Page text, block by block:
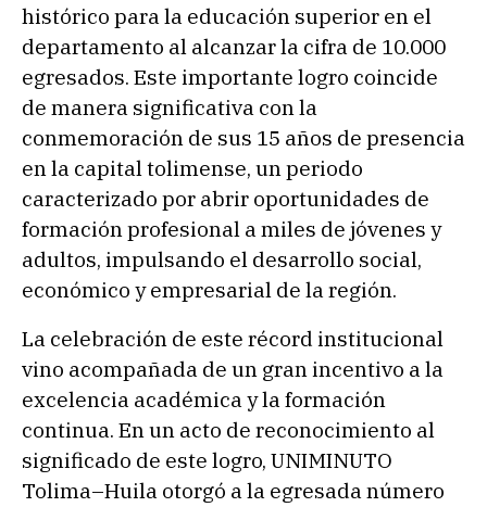
histórico para la educación superior en el
departamento al alcanzar la cifra de 10.000
egresados. Este importante logro coincide
de manera significativa con la
conmemoración de sus 15 años de presencia
en la capital tolimense, un periodo
caracterizado por abrir oportunidades de
formación profesional a miles de jóvenes y
adultos, impulsando el desarrollo social,
económico y empresarial de la región.
La celebración de este récord institucional
vino acompañada de un gran incentivo a la
excelencia académica y la formación
continua. En un acto de reconocimiento al
significado de este logro, UNIMINUTO
Tolima–Huila otorgó a la egresada número